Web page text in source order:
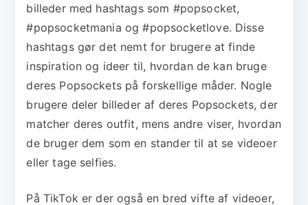
billeder med hashtags som #popsocket,
#popsocketmania og #popsocketlove. Disse
hashtags gør det nemt for brugere at finde
inspiration og ideer til, hvordan de kan bruge
deres Popsockets på forskellige måder. Nogle
brugere deler billeder af deres Popsockets, der
matcher deres outfit, mens andre viser, hvordan
de bruger dem som en stander til at se videoer
eller tage selfies.
På TikTok er der også en bred vifte af videoer,